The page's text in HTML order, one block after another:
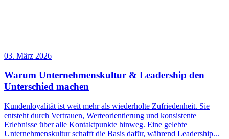
03. März 2026
Warum Unternehmenskultur & Leadership den
Unterschied machen
Kundenloyalität ist weit mehr als wiederholte Zufriedenheit. Sie
entsteht durch Vertrauen, Werteorientierung und konsistente
Erlebnisse über alle Kontaktpunkte hinweg. Eine gelebte
Unternehmenskultur schafft die Basis dafür, während Leadership...